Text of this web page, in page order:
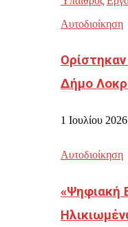
Αυτοδιοίκηση
Ορίστηκαν
Δήμο
1 Ιουλίου 2026
Αυτοδιοίκηση
«Ψηφιακή